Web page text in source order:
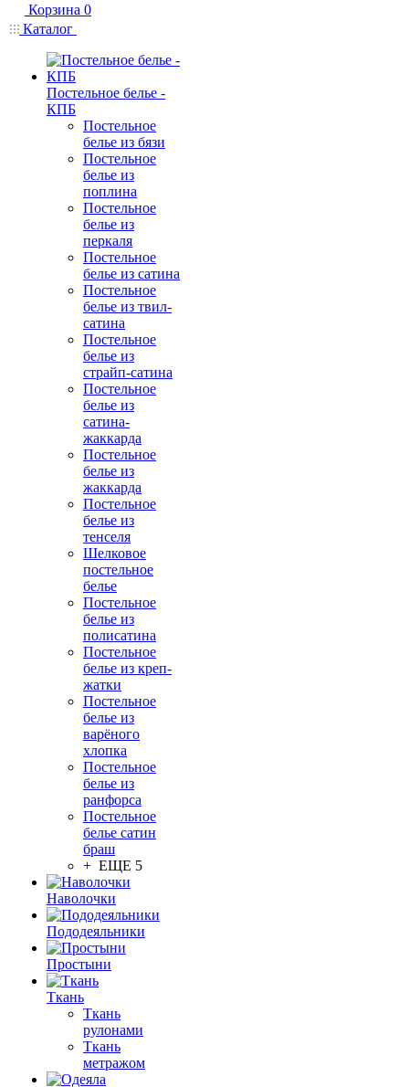
Корзина 0
Каталог
Постельное белье -
КПБ
Постельное
белье из бязи
Постельное
белье из
поплина
Постельное
белье из
перкаля
Постельное
белье из сатина
Постельное
белье из твил-
сатина
Постельное
белье из
страйп-сатина
Постельное
белье из
сатина-
жаккарда
Постельное
белье из
жаккарда
Постельное
белье из
тенселя
Шелковое
постельное
белье
Постельное
белье из
полисатина
Постельное
белье из креп-
жатки
Постельное
белье из
варёного
хлопка
Постельное
белье из
ранфорса
Постельное
белье сатин
браш
+ ЕЩЕ 5
Наволочки
Пододеяльники
Простыни
Ткань
Ткань
рулонами
Ткань
метражом